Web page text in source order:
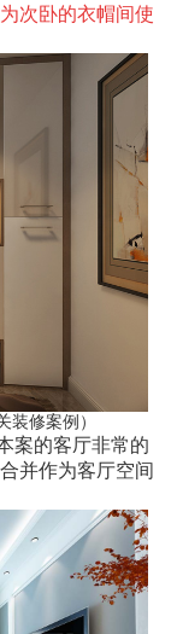
次卧的衣帽间使
装修案例）
案的客厅非常的
并作为客厅空间